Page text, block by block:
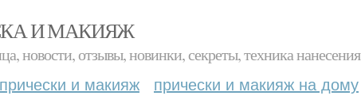
И МАКИЯЖ
новости, отзывы, новинки, секреты, техника нанесения
и макияж прически и макияж на дому